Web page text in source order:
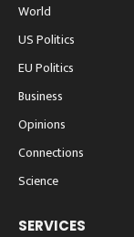
World
US Politics
EU Politics
Business
Opinions
Connections
Science
SERVICES